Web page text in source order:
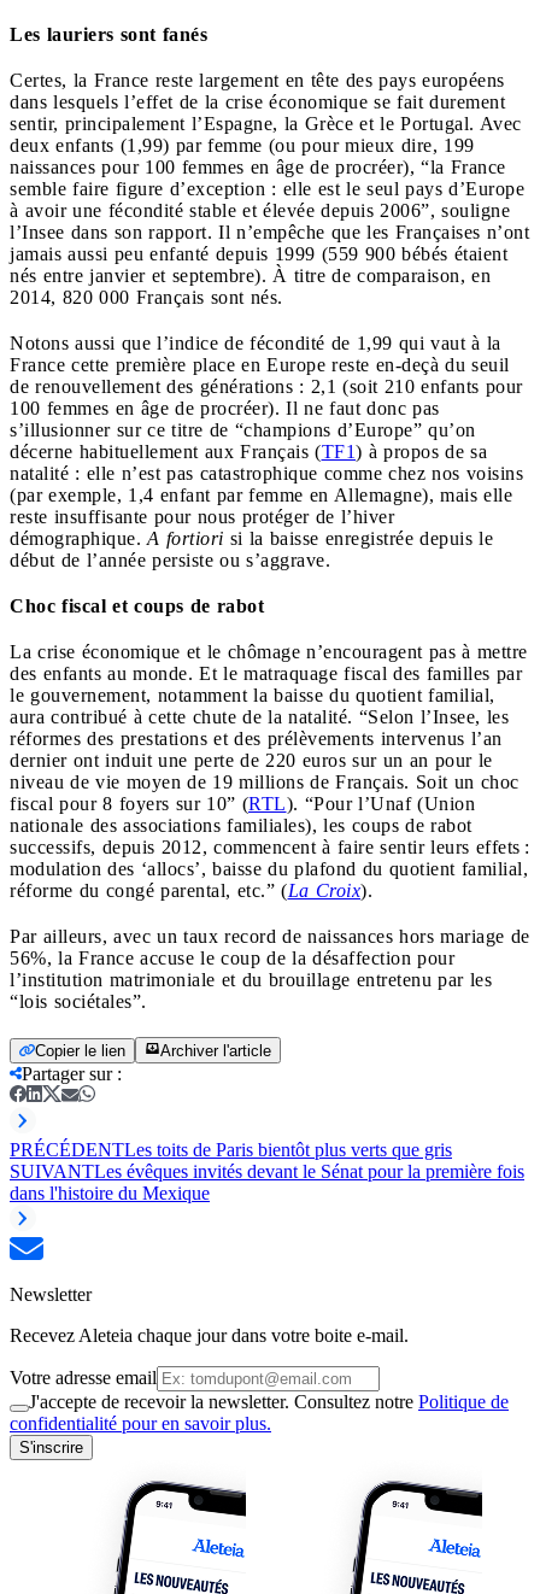
Les lauriers sont fanés
Certes, la France reste largement en tête des pays européens
dans lesquels l’effet de la crise économique se fait durement
sentir, principalement l’Espagne, la Grèce et le Portugal. Avec
deux enfants (1,99) par femme (ou pour mieux dire, 199
naissances pour 100 femmes en âge de procréer), “la France
semble faire figure d’exception : elle est le seul pays d’Europe
à avoir une fécondité stable et élevée depuis 2006”, souligne
l’Insee dans son rapport. Il n’empêche que les Françaises n’ont
jamais aussi peu enfanté depuis 1999 (559 900 bébés étaient
nés entre janvier et septembre). À titre de comparaison, en
2014, 820 000 Français sont nés.
Notons aussi que l’indice de fécondité de 1,99 qui vaut à la
France cette première place en Europe reste en-deçà du seuil
de renouvellement des générations : 2,1 (soit 210 enfants pour
100 femmes en âge de procréer). Il ne faut donc pas
s’illusionner sur ce titre de “champions d’Europe” qu’on
décerne habituellement aux Français (TF1) à propos de sa
natalité : elle n’est pas catastrophique comme chez nos voisins
(par exemple, 1,4 enfant par femme en Allemagne), mais elle
reste insuffisante pour nous protéger de l’hiver
démographique. A fortiori si la baisse enregistrée depuis le
début de l’année persiste ou s’aggrave.
Choc fiscal et coups de rabot
La crise économique et le chômage n’encouragent pas à mettre
des enfants au monde. Et le matraquage fiscal des familles par
le gouvernement, notamment la baisse du quotient familial,
aura contribué à cette chute de la natalité. “Selon l’Insee, les
réformes des prestations et des prélèvements intervenus l’an
dernier ont induit une perte de 220 euros sur un an pour le
niveau de vie moyen de 19 millions de Français. Soit un choc
fiscal pour 8 foyers sur 10” (RTL). “Pour l’Unaf (Union
nationale des associations familiales), les coups de rabot
successifs, depuis 2012, commencent à faire sentir leurs effets :
modulation des ‘allocs’, baisse du plafond du quotient familial,
réforme du congé parental, etc.” (La Croix).
Par ailleurs, avec un taux record de naissances hors mariage de
56%, la France accuse le coup de la désaffection pour
l’institution matrimoniale et du brouillage entretenu par les
“lois sociétales”.
Copier le lien Archiver l'article
Partager sur:
PRÉCÉDENTLes toits de Paris bientôt plus verts que gris
SUIVANTLes évêques invités devant le Sénat pour la première fois
dans l'histoire du Mexique
Newsletter
Recevez Aleteia chaque jour dans votre boite e-mail.
Votre adresse email
J'accepte de recevoir la newsletter. Consultez notre Politique de
confidentialité pour en savoir plus.
S'inscrire